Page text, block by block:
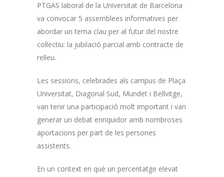
PTGAS laboral de la Universitat de Barcelona
va convocar 5 assemblees informatives per
abordar un tema clau per al futur del nostre
col·lectiu: la jubilació parcial amb contracte de
relleu.
Les sessions, celebrades als campus de Plaça
Universitat, Diagonal Sud, Mundet i Bellvitge,
van tenir una participació molt important i van
generar un debat enriquidor amb nombroses
aportacions per part de les persones
assistents.
En un context en què un percentatge elevat